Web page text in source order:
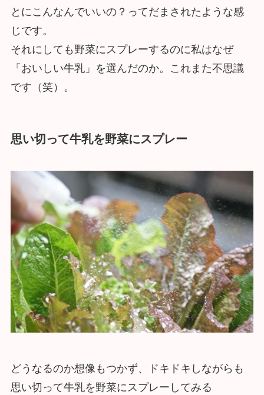
とにこんなんでいいの？ってだまされたような感
じです。
それにしても野菜にスプレーするのに私はなぜ
「おいしい牛乳」を選んだのか。これまた不思議
です（笑）。
思い切って牛乳を野菜にスプレー
どうなるのか想像もつかず、ドキドキしながらも
思い切って牛乳を野菜にスプレーしてみる